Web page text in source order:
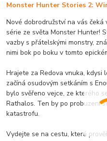
Monster Hunter Stories 2:
Nové dobrodružství na vás čeká
série ze světa Monster Hunter!
vazby s přátelskými monstry,
nimi bok po boku v tomto
Hrajete za Redova vnuka, kdysi
začíná osudovým setkáním s
bylo svěřeno vejce, ze kterého
Rathalos. Ten by po probuzení
katastrofu.
Vydejte se na cestu, která